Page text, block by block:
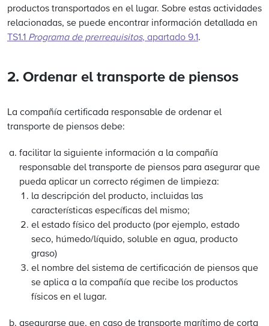
productos transportados en el lugar. Sobre estas actividades
relacionadas, se puede encontrar información detallada en
TS1.1 Programa de prerrequisitos, apartado 9.1.
2. Ordenar el transporte de piensos
La compañía certificada responsable de ordenar el
transporte de piensos debe:
facilitar la siguiente información a la compañía
responsable del transporte de piensos para asegurar que
pueda aplicar un correcto régimen de limpieza:
la descripción del producto, incluidas las
características específicas del mismo;
el estado físico del producto (por ejemplo, estado
seco, húmedo/líquido, soluble en agua, producto
graso)
el nombre del sistema de certificación de piensos que
se aplica a la compañía que recibe los productos
físicos en el lugar.
asegurarse que, en caso de transporte marítimo de corta